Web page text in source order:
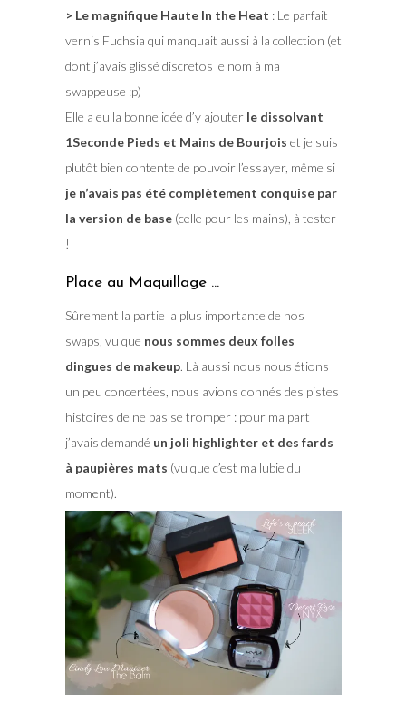
> Le magnifique Haute In the Heat : Le parfait
vernis Fuchsia qui manquait aussi à la collection (et
dont j’avais glissé discretos le nom à ma
swappeuse :p)
Elle a eu la bonne idée d’y ajouter le dissolvant
1Seconde Pieds et Mains de Bourjois et je suis
plutôt bien contente de pouvoir l’essayer, même si
je n’avais pas été complètement conquise par
la version de base(celle pour les mains), à tester
!
Place au Maquillage …
Sûrement la partie la plus importante de nos
swaps, vu que nous sommes deux folles
dingues de makeup. Là aussi nous nous étions
un peu concertées, nous avions donnés des pistes
histoires de ne pas se tromper : pour ma part
j’avais demandé un joli highlighter et des fards
à paupières mats (vu que c’est ma lubie du
moment).